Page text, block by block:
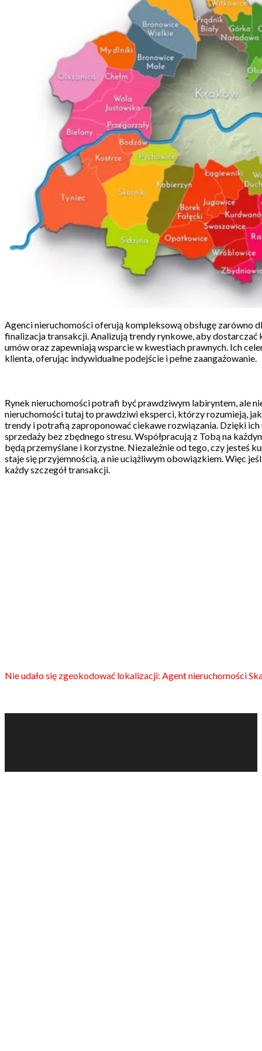
Agenci nieruchomości oferują kompleksową obsługę zarówno
finalizacja transakcji. Analizują trendy rynkowe, aby
umów oraz zapewniają wsparcie w kwestiach prawnych. Ich
klienta, oferując indywidualne podejście i pełne zaangażowanie.
Rynek nieruchomości potrafi być prawdziwym labiryntem, ale
nieruchomości tutaj to prawdziwi eksperci, którzy rozumieją,
trendy i potrafią zaproponować ciekawe rozwiązania. Dzięki
sprzedaży bez zbędnego stresu. Współpracują z Tobą na
będą przemyślane i korzystne. Niezależnie od tego, czy jesteś
staje się przyjemnością, a nie uciążliwym obowiązkiem. Więc
każdy szczegół transakcji.
Nie udało się zgeokodować lokalizacji: Agent nieruchomości